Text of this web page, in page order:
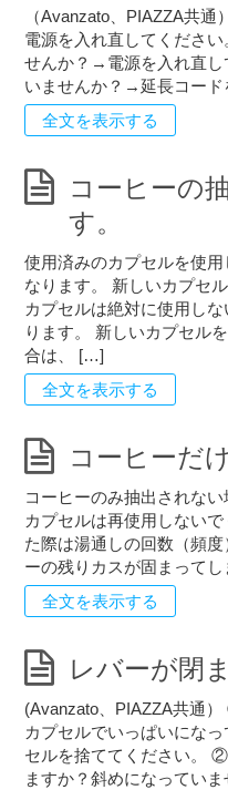
（Avanzato、PIAZZA共
電源を入れ直してくださ
せんか？→電源を入れ直
いませんか？→延長コー
全文を表示する
コーヒーの
す。
使用済みのカプセルを使
なります。 新しいカプセ
カプセルは絶対に使用し
ります。 新しいカプセル
合は、 […]
全文を表示する
コーヒーだ
コーヒーのみ抽出されな
カプセルは再使用しない
た際は湯通しの回数（頻
ーの残りカスが固まって
全文を表示する
レバーが閉
(Avanzato、PIAZZA共通
カプセルでいっぱいにな
セルを捨ててください。
ますか？斜めになってい